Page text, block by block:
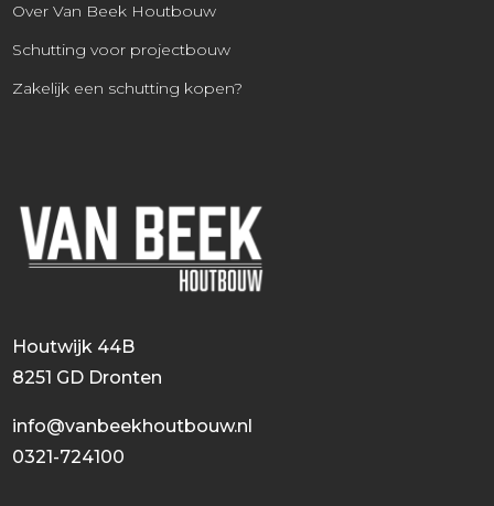
Over Van Beek Houtbouw
Schutting voor projectbouw
Zakelijk een schutting kopen?
Houtwijk 44B
8251 GD Dronten
info@vanbeekhoutbouw.nl
0321-724100